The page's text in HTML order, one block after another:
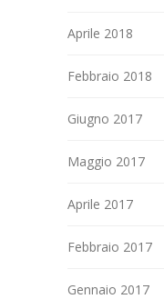
Aprile 2018
Febbraio 2018
Giugno 2017
Maggio 2017
Aprile 2017
Febbraio 2017
Gennaio 2017